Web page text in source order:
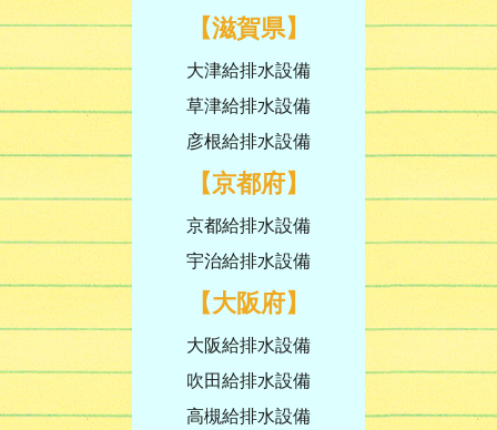
【滋賀県】
大津給排水設備
草津給排水設備
彦根給排水設備
【京都府】
京都給排水設備
宇治給排水設備
【大阪府】
大阪給排水設備
吹田給排水設備
高槻給排水設備